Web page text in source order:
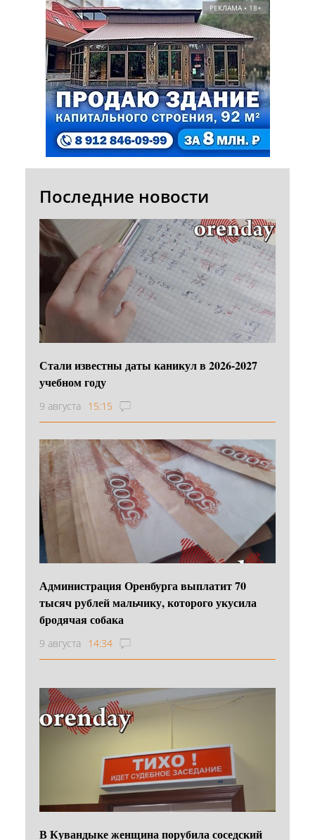
РЕКЛАМА • 18+
Последние новости
Стали известны даты каникул в 2026-2027
учебном году
9 августа 15:15
Администрация Оренбурга выплатит 70
тысяч рублей мальчику, которого укусила
бродячая собака
9 августа 14:34
В Кувандыке женщина порубила соседский